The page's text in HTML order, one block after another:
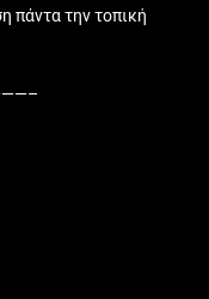
πάντα την τοπική